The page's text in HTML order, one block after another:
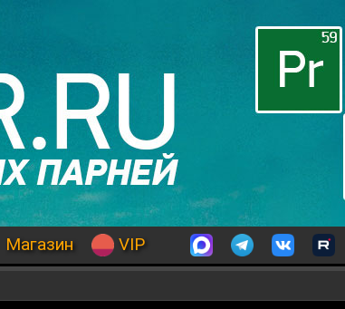
Магазин VIP